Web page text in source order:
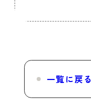
一覧に戻る